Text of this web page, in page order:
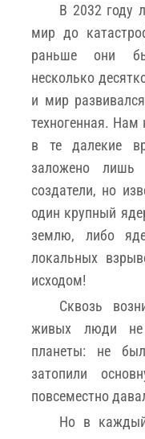
В 2032 году
мир до
раньше они
несколько
и мир
техногенная. Нам
в те далекие
заложено лишь
создатели, но
один крупный
землю, либо
локальных
исходом!
Сквозь
живых люди не
планеты: не
затопили
повсеместно
Но в